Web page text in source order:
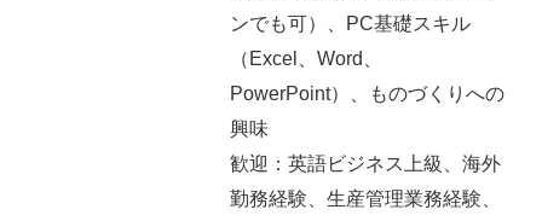
ンでも可）、PC基礎スキル
（Excel、Word、
PowerPoint）、ものづくりへの
興味
歓迎：英語ビジネス上級、海外
勤務経験、生産管理業務経験、